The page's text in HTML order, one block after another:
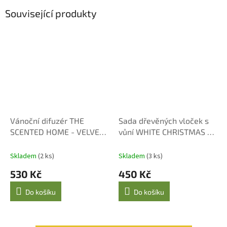
Související produkty
Vánoční difuzér THE
SCENTED HOME - VELVET
Skladem (2 ks)
530 Kč
Do košíku
Sada dřevěných vloček s
vůní WHITE CHRISTMAS se
Skladem (3 ks)
450 Kč
Do košíku